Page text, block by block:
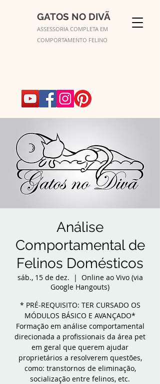
GATOS NO DIVÃ
ASSESSORIA COMPLETA EM
COMPORTAMENTO FELINO
Análise
Comportamental de
Felinos Domésticos
sáb., 15 de dez.
  |
Online ao Vivo (via
Google Hangouts)
* PRÉ-REQUISITO: TER CURSADO OS
MÓDULOS BÁSICO E AVANÇADO*
Formação em análise comportamental
direcionada a profissionais da área pet
em geral que querem ajudar
proprietários a resolverem questões,
como: transtornos de eliminação,
socialização entre felinos, etc.